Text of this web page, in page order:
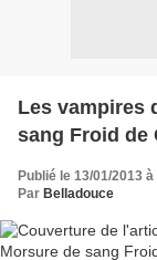
Les vampires
sang Froid de
Publié le 13/01/2013
Par Belladouce